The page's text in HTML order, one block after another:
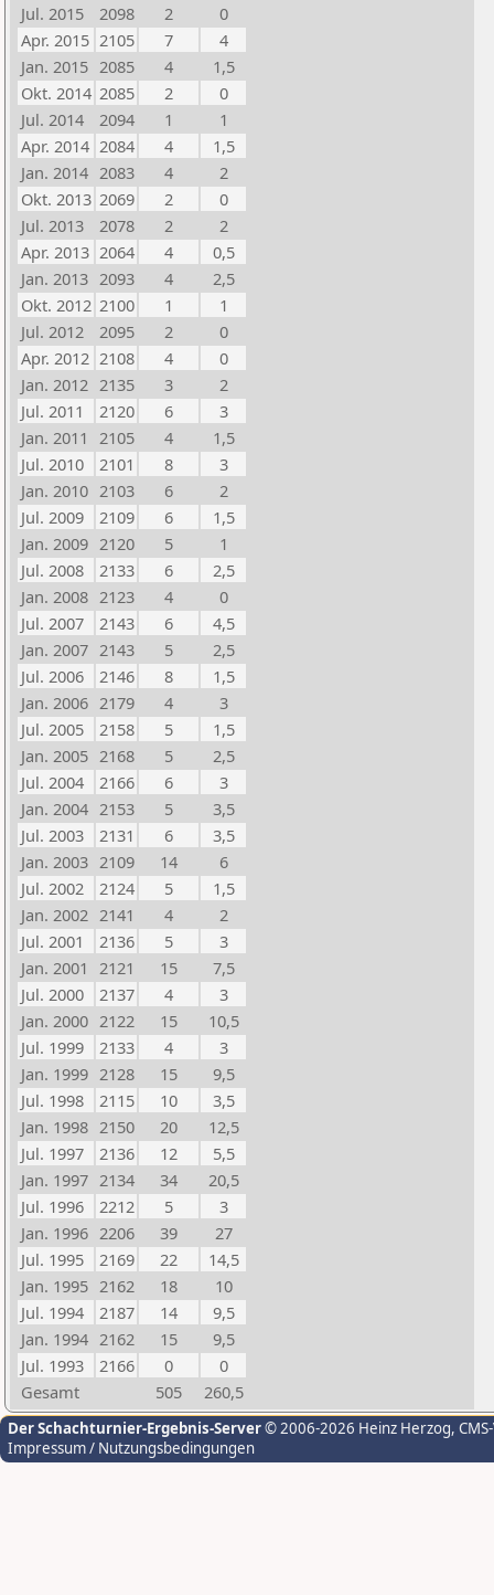
Jul. 2015
2098 2
0
Apr. 2015 2105 7
4
Jan. 2015 2085 4
1,5
Okt. 2014 2085 2
0
Jul. 2014
2094 1
1
Apr. 2014 2084 4
1,5
Jan. 2014 2083 4
2
Okt. 2013 2069 2
0
Jul. 2013
2078 2
2
Apr. 2013 2064 4
0,5
Jan. 2013 2093 4
2,5
Okt. 2012 2100 1
1
Jul. 2012
2095 2
0
Apr. 2012 2108 4
0
Jan. 2012 2135 3
2
Jul. 2011
2120 6
3
Jan. 2011 2105 4
1,5
Jul. 2010
2101 8
3
Jan. 2010 2103 6
2
Jul. 2009
2109 6
1,5
Jan. 2009 2120 5
1
Jul. 2008
2133 6
2,5
Jan. 2008 2123 4
0
Jul. 2007
2143 6
4,5
Jan. 2007 2143 5
2,5
Jul. 2006
2146 8
1,5
Jan. 2006 2179 4
3
Jul. 2005
2158 5
1,5
Jan. 2005 2168 5
2,5
Jul. 2004
2166 6
3
Jan. 2004 2153 5
3,5
Jul. 2003
2131 6
3,5
Jan. 2003 2109 14
6
Jul. 2002
2124 5
1,5
Jan. 2002 2141 4
2
Jul. 2001
2136 5
3
Jan. 2001 2121 15
7,5
Jul. 2000
2137 4
3
Jan. 2000 2122 15
10,5
Jul. 1999
2133 4
3
Jan. 1999 2128 15
9,5
Jul. 1998
2115 10
3,5
Jan. 1998 2150 20
12,5
Jul. 1997
2136 12
5,5
Jan. 1997 2134 34
20,5
Jul. 1996
2212 5
3
Jan. 1996 2206 39
27
Jul. 1995
2169 22
14,5
Jan. 1995 2162 18
10
Jul. 1994
2187 14
9,5
Jan. 1994 2162 15
9,5
Jul. 1993
2166 0
0
Gesamt
505 260,5
Der Schachturnier-Ergebnis-Server© 2006-2026 Heinz Herzog,
Impressum / Nutzungsbedingungen